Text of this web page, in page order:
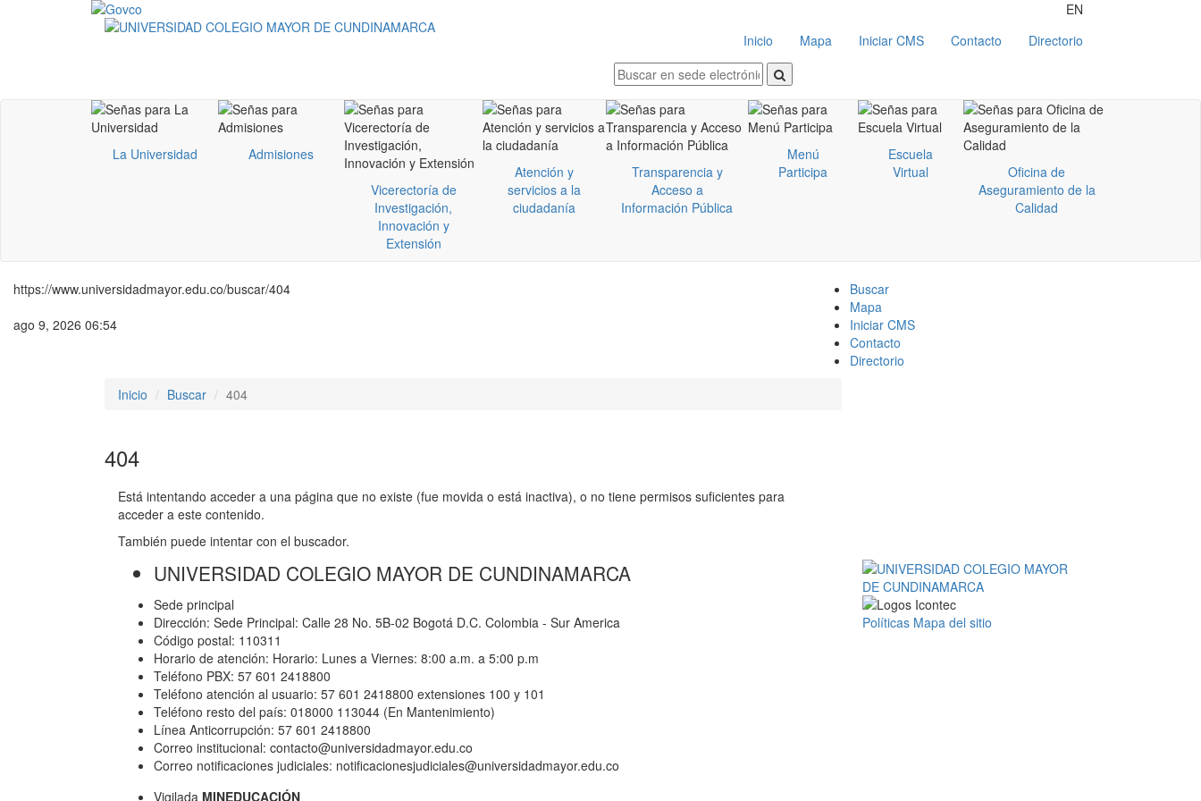
EN
Inicio
Mapa Iniciar CMS Contacto Directorio
La Universidad
Admisiones
Vicerectoría de
Investigación,
Innovación y
Extensión
Atención y
servicios a la
ciudadanía
Transparencia y
Acceso a
Información Pública
Menú
Participa
Escuela
Virtual
Oficina de
Aseguramiento de la
Calidad
https://www.universidadmayor.edu.co/buscar/404
ago 9, 2026 06:54
Buscar
Mapa
Iniciar CMS
Contacto
Directorio
Inicio
Buscar 404
404
Está intentando acceder a una página que no existe (fue movida o está inactiva), o no tiene permisos suficientes para
acceder a este contenido.
También puede intentar con el buscador.
UNIVERSIDAD COLEGIO MAYOR DE CUNDINAMARCA
Sede principal
Dirección: Sede Principal: Calle 28 No. 5B-02 Bogotá D.C. Colombia - Sur America
Código postal: 110311
Horario de atención: Horario: Lunes a Viernes: 8:00 a.m. a 5:00 p.m
Teléfono PBX: 57 601 2418800
Teléfono atención al usuario: 57 601 2418800 extensiones 100 y 101
Teléfono resto del país: 018000 113044 (En Mantenimiento)
Línea Anticorrupción: 57 601 2418800
Correo institucional: contacto@universidadmayor.edu.co
Correo notificaciones judiciales: notificacionesjudiciales@universidadmayor.edu.co
Vigilada MINEDUCACIÓN
Políticas Mapa del sitio